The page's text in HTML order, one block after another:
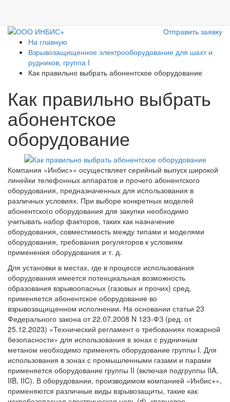
Отправить заявку
На главную
Взрывозащищенное электрооборудование для шахт и
рудников, группа I
Как правильно выбрать абонентское оборудование
Как правильно выбрать
абонентское
оборудование
Компания «Инбис+» осуществляет серийный выпуск широкой
линейки телефонных аппаратов и прочего абонентского
оборудования, предназначенных для использования в
различных условиях. При выборе конкретных моделей
абонентского оборудования для закупки необходимо
учитывать набор факторов, таких как назначение
оборудования, совместимость между типами и моделями
оборудования, требования регуляторов к условиям
применения оборудования и т. д.
Для установки в местах, где в процессе использования
оборудования имеется потенциальная возможность
образования взрывоопасных (газовых и прочих) сред,
применяется абонентское оборудование во
взрывозащищенном исполнении. На основании статьи 23
Федерального закона от 22.07.2008 N 123-ФЗ (ред. от
25.12.2023) «Технический регламент о требованиях пожарной
безопасности» для использования в зонах с рудничным
метаном необходимо применять оборудование группы I. Для
использования в зонах с промышленными газами и парами
применяется оборудование группы II (включая подгруппы IIA,
IIB, IIC). В оборудовании, производимом компанией «Инбис+»,
применяются различные виды взрывозащиты, такие как